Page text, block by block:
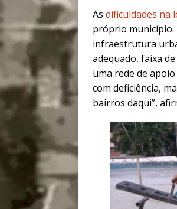
As dificuldades na
próprio município.
infraestrutura
adequado, faixa
uma rede de
com deficiência,
bairros daqui”,